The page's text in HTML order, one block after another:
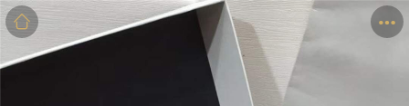
商品 详情 评价